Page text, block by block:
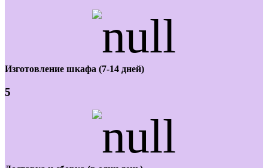
Изготовление шкафа (7-14 дней)
5